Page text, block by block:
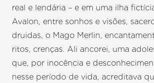
real e lendária – e em uma ilha
Avalon, entre sonhos e visões,
druidas, o Mago Merlin,
ritos, crenças. Ali ancorei, uma
que, por inocência e
nesse período de vida, acreditava